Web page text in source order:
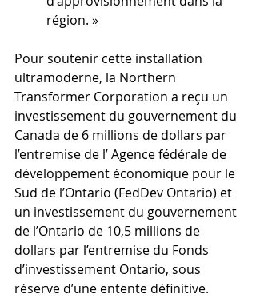
région. »
Pour soutenir cette installation
ultramoderne, la Northern
Transformer Corporation a reçu un
investissement du gouvernement du
Canada de 6 millions de dollars par
l’entremise de l’ Agence fédérale de
développement économique pour le
Sud de l’Ontario (FedDev Ontario) et
un investissement du gouvernement
de l’Ontario de 10,5 millions de
dollars par l’entremise du Fonds
d’investissement Ontario, sous
réserve d’une entente définitive.